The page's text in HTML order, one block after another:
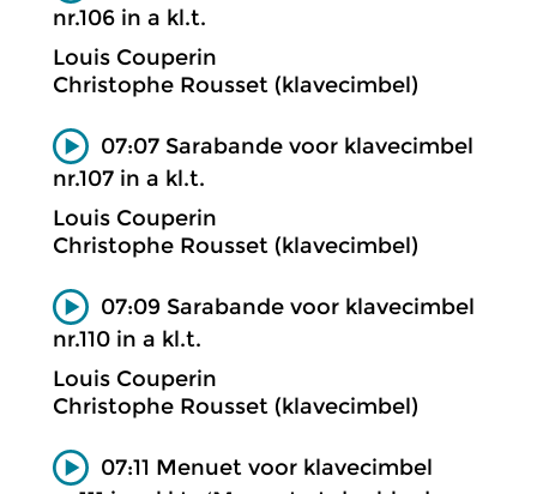
nr.106 in a kl.t.
Louis Couperin
Christophe Rousset (klavecimbel)
07:07 Sarabande voor klavecimbel
nr.107 in a kl.t.
Louis Couperin
Christophe Rousset (klavecimbel)
07:09 Sarabande voor klavecimbel
nr.110 in a kl.t.
Louis Couperin
Christophe Rousset (klavecimbel)
07:11 Menuet voor klavecimbel